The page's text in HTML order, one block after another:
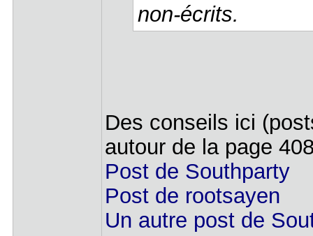
non-écrits.
Des conseils ici
autour de la page
Post de Southparty
Post de rootsayen
Un autre post de